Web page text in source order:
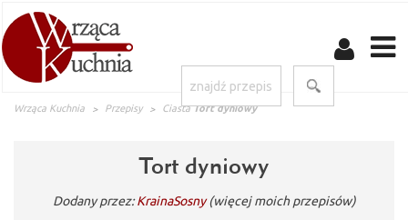
Wrząca Kuchnia Przepisy Ciasta Tort dyniowy
Tort dyniowy
Dodany przez:KrainaSosny (więcej moich przepisów)